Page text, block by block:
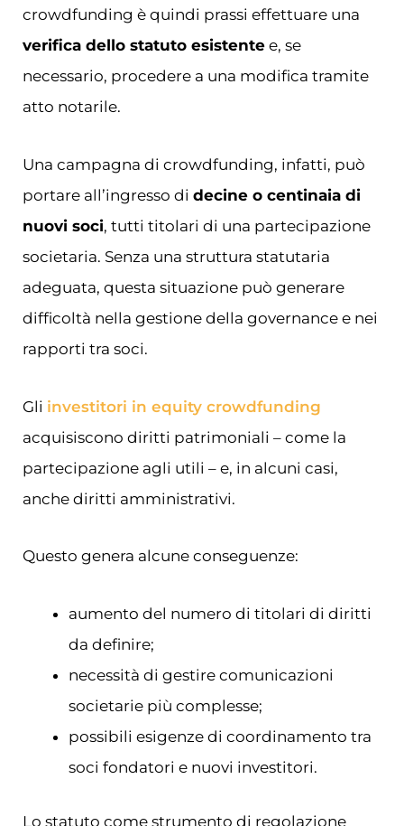
crowdfunding è quindi prassi effettuare una
verifica dello statuto esistente e, se
necessario, procedere a una modifica tramite
atto notarile.
Una campagna di crowdfunding, infatti, può
portare all’ingresso di decine o centinaia di
nuovi soci, tutti titolari di una partecipazione
societaria. Senza una struttura statutaria
adeguata, questa situazione può generare
difficoltà nella gestione della governance e nei
rapporti tra soci.
Gli investitori in equity crowdfunding
acquisiscono diritti patrimoniali – come la
partecipazione agli utili – e, in alcuni casi,
anche diritti amministrativi.
Questo genera alcune conseguenze:
aumento del numero di titolari di diritti
da definire;
necessità di gestire comunicazioni
societarie più complesse;
possibili esigenze di coordinamento tra
soci fondatori e nuovi investitori.
Lo statuto come strumento di regolazione